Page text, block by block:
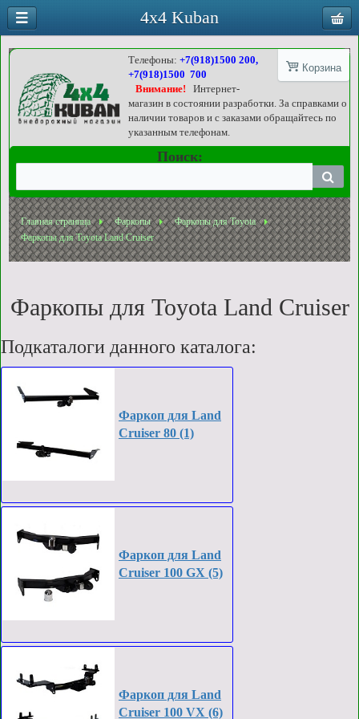
Корзина
Телефоны:+7(918)1500 200,
+7(918)1500 700
Внимание!
Интернет-
магазин в состоянии разработки. За справками о
наличии товаров и с заказами обращайтесь по
указанным телефонам.
Поиск:
Главная страница Фаркопы
Фаркопы для Toyota
Фаркопы для Toyota Land Cruiser
Фаркопы для Toyota Land Cruiser
Подкаталоги данного каталога:
Фаркоп для Land
Cruiser 80 (1)
Фаркоп для Land
Cruiser 100 GX (5)
Фаркоп для Land
Cruiser 100 VX (6)
4x4 Kuban